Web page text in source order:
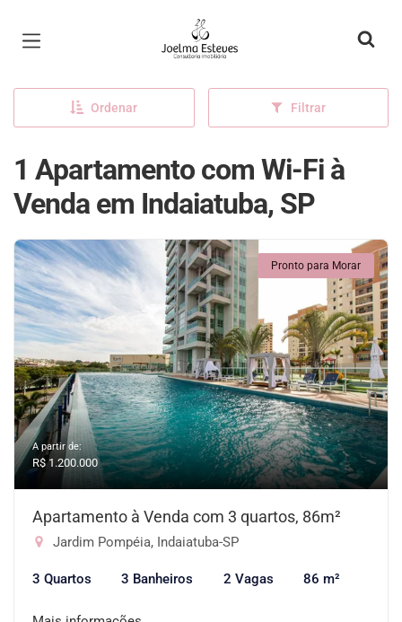
Página inicial
Ordenar Filtrar
1 Apartamento com Wi-Fi à
Venda em Indaiatuba, SP
Pronto para Morar
A partir de:
R$ 1.200.000
Apartamento à Venda com 3 quartos, 86m²
Jardim Pompéia, Indaiatuba-SP
3 Quartos 3 Banheiros 2 Vagas 86 m²